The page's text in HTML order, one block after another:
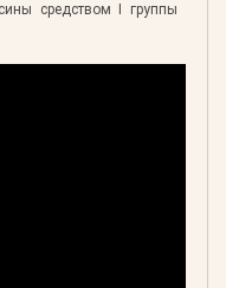
средством I группы